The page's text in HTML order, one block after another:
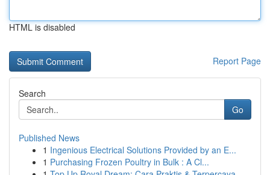
HTML is disabled
Report Page
Search
Go
Published News
1 Ingenious Electrical Solutions Provided by an E...
1 Purchasing Frozen Poultry in Bulk : A Cl...